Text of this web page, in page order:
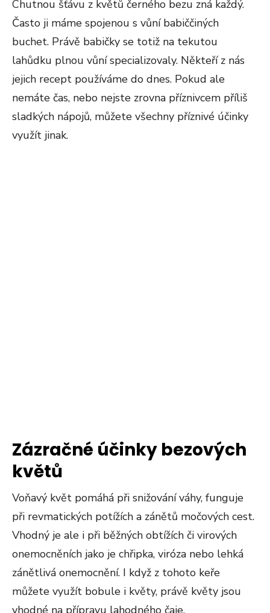
Chutnou šťávu z květů černého bezu zná každý.
Často ji máme spojenou s vůní babiččiných
buchet. Právě babičky se totiž na tekutou
lahůdku plnou vůní specializovaly. Někteří z nás
jejich recept používáme do dnes. Pokud ale
nemáte čas, nebo nejste zrovna příznivcem příliš
sladkých nápojů, můžete všechny příznivé účinky
využít jinak.
Zázračné účinky bezových
květů
Voňavý květ pomáhá při snižování váhy, funguje
při revmatických potížích a zánětů močových cest.
Vhodný je ale i při běžných obtížích či virových
onemocněních jako je chřipka, viróza nebo lehká
zánětlivá onemocnění. I když z tohoto keře
můžete využít bobule i květy, právě květy jsou
vhodné na přípravu lahodného čaje.